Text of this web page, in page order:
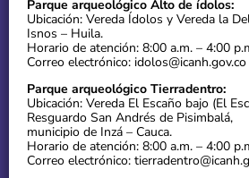
Parque arqueológico Alto de ídolos:
Ubicación: Vereda Ídolos y Vereda la
Isnos – Huila.
Horario de atención: 8:00 a.m. – 4:00
Correo electrónico: idolos@icanh.gov.co
Parque arqueológico Tierradentro:
Ubicación: Vereda El Escaño bajo (El
Resguardo San Andrés de Pisimbalá,
municipio de Inzá – Cauca.
Horario de atención: 8:00 a.m. – 4:00
Correo electrónico: